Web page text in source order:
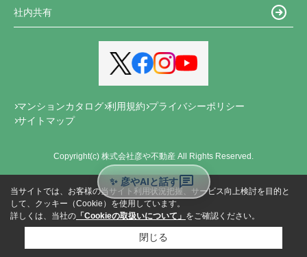
社内共有
マンションカタログ 利用規約 プライバシーポリシー
サイトマップ
Copyright(c) 株式会社彦や不動産 All Rights Reserved.
✨ 彦やAIと話す
当サイトでは、お客様の当サイト利用状況把握、サービス向上検討を目的と
して、クッキー（Cookie）を使用しています。
詳しくは、当社の 「Cookieの取扱いについて」 をご確認ください。
閉じる